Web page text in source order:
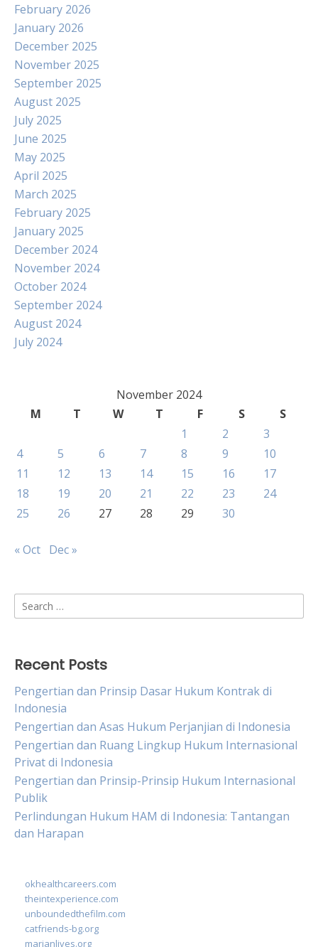
February 2026
January 2026
December 2025
November 2025
September 2025
August 2025
July 2025
June 2025
May 2025
April 2025
March 2025
February 2025
January 2025
December 2024
November 2024
October 2024
September 2024
August 2024
July 2024
November 2024
M
T W T F S
S
1
2
3
4
5 6 7 8 9
10
11
12 13 14 15 16
17
18
19 20 21 22 23
24
25
26 27 28 29 30
« Oct Dec »
Search
for:
Recent Posts
Pengertian dan Prinsip Dasar Hukum Kontrak di
Indonesia
Pengertian dan Asas Hukum Perjanjian di Indonesia
Pengertian dan Ruang Lingkup Hukum Internasional
Privat di Indonesia
Pengertian dan Prinsip-Prinsip Hukum Internasional
Publik
Perlindungan Hukum HAM di Indonesia: Tantangan
dan Harapan
okhealthcareers.com
theintexperience.com
unboundedthefilm.com
catfriends-bg.org
marianlives.org